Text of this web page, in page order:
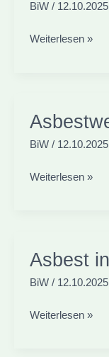
BiW / 12.10.2025
Asbest
Weiterlesen »
BiW / 12.10.2025
Asbestwelle
Weiterlesen »
Asbest
BiW / 12.10.2025
Asbest
Weiterlesen »